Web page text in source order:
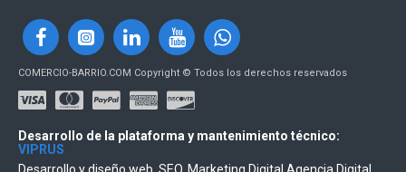
COMERCIO-BARRIO.COM Copyright © Todos los derechos reservados
Desarrollo de la plataforma y mantenimiento técnico:
VIPRUS